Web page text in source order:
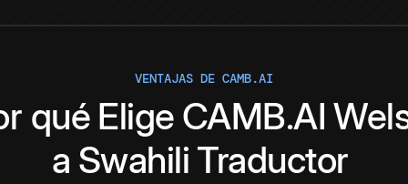
VENTAJAS DE CAMB.AI
qué Elige CAMB.AI
a Swahili Traductor